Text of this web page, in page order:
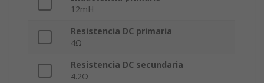
12mH
Resistencia DC primaria
4Ω
Resistencia DC secundaria
4.2Ω